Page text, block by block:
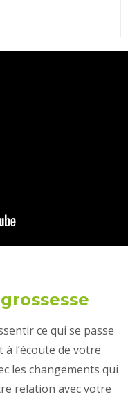
ce qui se passe
à l’écoute de votre
les changements qui
relation avec votre